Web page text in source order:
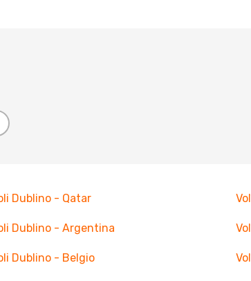
Dublino - Qatar
Dublino - Argentina
Dublino - Belgio